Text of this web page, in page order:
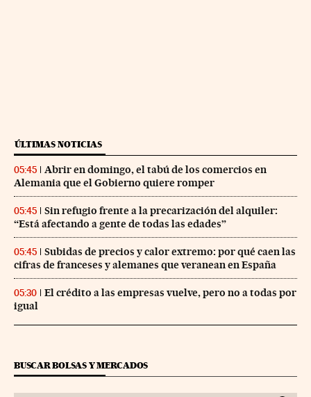
ÚLTIMAS NOTICIAS
05:45
Abrir en domingo, el tabú de los comercios en
Alemania que el Gobierno quiere romper
05:45
Sin refugio frente a la precarización del alquiler:
“Está afectando a gente de todas las edades”
05:45
Subidas de precios y calor extremo: por qué caen las
cifras de franceses y alemanes que veranean en España
05:30
El crédito a las empresas vuelve, pero no a todas por
igual
BUSCAR BOLSAS Y MERCADOS